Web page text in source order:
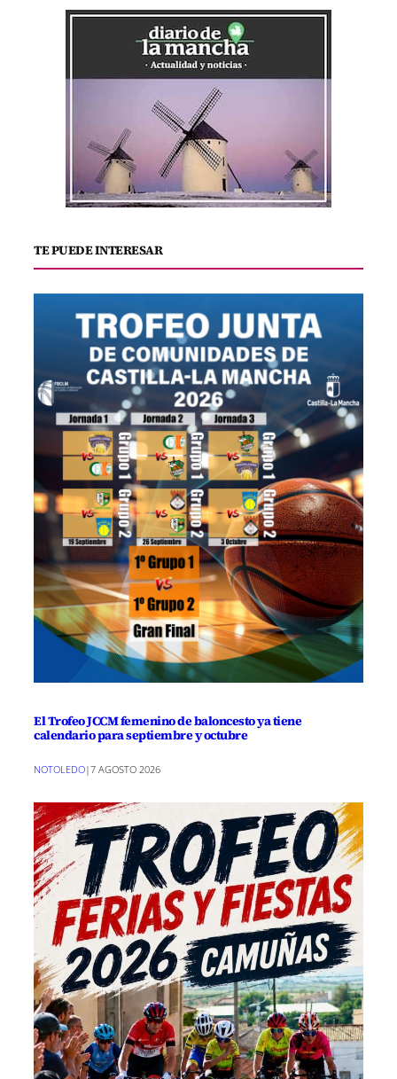
TE PUEDE INTERESAR
El Trofeo JCCM femenino de baloncesto ya tiene
calendario para septiembre y octubre
NOTOLEDO|7 AGOSTO 2026